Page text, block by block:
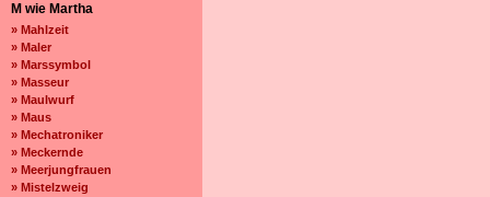
M wie Martha
» Mahlzeit
» Maler
» Marssymbol
» Masseur
» Maulwurf
» Maus
» Mechatroniker
» Meckernde
» Meerjungfrauen
» Mistelzweig